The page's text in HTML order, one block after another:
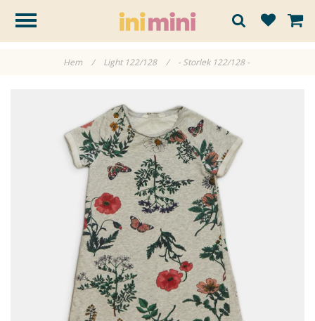
Hem / Light 122/128 / - Storlek 122/128 -